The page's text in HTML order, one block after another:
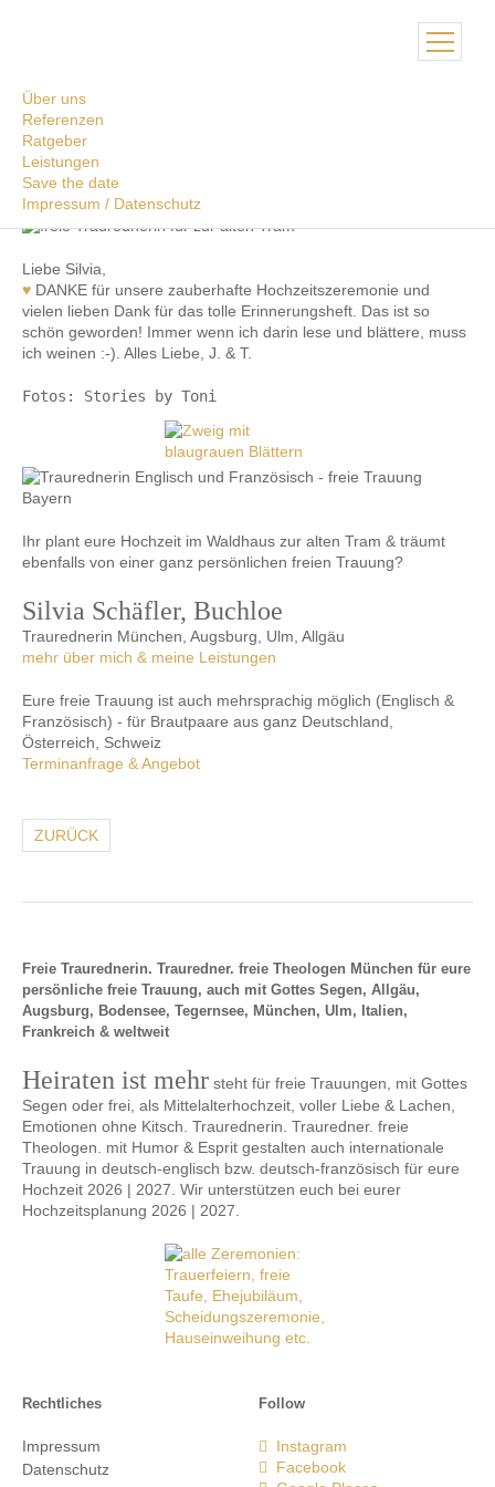
Über uns
Referenzen
Ratgeber
Leistungen
Save the date
Impressum / Datenschutz
JUNI 2019 - ZUR ALTEN TRAM,
STRASSLACH-DINGHARTING
Liebe Silvia,
♥ DANKE für unsere zauberhafte Hochzeitszeremonie und
vielen lieben Dank für das tolle Erinnerungsheft. Das ist so
schön geworden! Immer wenn ich darin lese und blättere, muss
ich weinen :-). Alles Liebe, J. & T.
Fotos: Stories by Toni
Ihr plant eure Hochzeit im Waldhaus zur alten Tram & träumt
ebenfalls von einer ganz persönlichen freien Trauung?
Silvia Schäfler, Buchloe
Traurednerin München, Augsburg, Ulm, Allgäu
mehr über mich & meine Leistungen
Eure freie Trauung ist auch mehrsprachig möglich (Englisch &
Französisch) - für Brautpaare aus ganz Deutschland,
Österreich, Schweiz
Terminanfrage & Angebot
ZURÜCK
Rechtliches
Impressum
Datenschutz
Freie Traurednerin. Trauredner. freie Theologen München für eure
persönliche freie Trauung, auch mit Gottes Segen, Allgäu,
Augsburg, Bodensee, Tegernsee, München, Ulm, Italien,
Frankreich & weltweit
Heiraten ist mehr steht für freie Trauungen, mit Gottes
Segen oder frei, als Mittelalterhochzeit, voller Liebe & Lachen,
Emotionen ohne Kitsch. Traurednerin. Trauredner. freie
Theologen. mit Humor & Esprit gestalten auch internationale
Trauung in deutsch-englisch bzw. deutsch-französisch für eure
Hochzeit 2026 | 2027. Wir unterstützen euch bei eurer
Hochzeitsplanung 2026 | 2027.
Follow
Instagram
Facebook